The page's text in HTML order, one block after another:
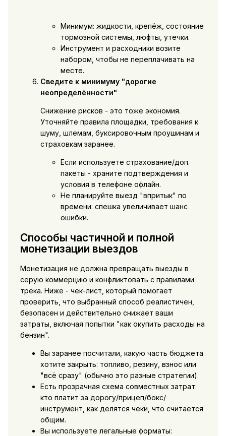
Минимум: жидкости, крепёж, состояние
тормозной системы, люфты, утечки.
Инструмент и расходники возите
набором, чтобы не переплачивать на
месте.
Сведите к минимуму "дорогие
неопределённости"
Снижение рисков - это тоже экономия.
Уточняйте правила площадки, требования к
шуму, шлемам, буксировочным проушинам и
страховкам заранее.
Если используете страхование/доп.
пакеты - храните подтверждения и
условия в телефоне офлайн.
Не планируйте выезд "впритык" по
времени: спешка увеличивает шанс
ошибки.
Способы частичной и полной
монетизации выездов
Монетизация не должна превращать выезды в
серую коммерцию и конфликтовать с правилами
трека. Ниже - чек-лист, который помогает
проверить, что выбранный способ реалистичен,
безопасен и действительно снижает ваши
затраты, включая попытки "как окупить расходы на
бензин".
Вы заранее посчитали, какую часть бюджета
хотите закрыть: топливо, резину, взнос или
"всё сразу" (обычно это разные стратегии).
Есть прозрачная схема совместных затрат:
кто платит за дорогу/прицеп/бокс/
инструмент, как делятся чеки, что считается
общим.
Вы используете легальные форматы: